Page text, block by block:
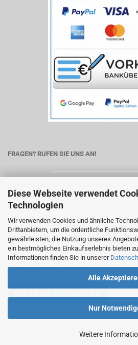
Diese Webseite verwendet
Technologien
Wir verwenden Cookies und ähnliche
Drittanbietern, um die ordentliche
gewährleisten, die Nutzung unseres
ein bestmögliches Einkaufserlebnis bieten
Informationen finden Sie in unserer
Alle
Nur
Weitere
FRAGEN? RUFEN SIE UNS AN!
Seeburger Str. 13
13581 Berlin
Telefon:030/239 288 19
E-Mail:service@alufritze.de
Pulverbeschichtung
Öffnungszeiten & Anfahrt
Bestellstatus Information